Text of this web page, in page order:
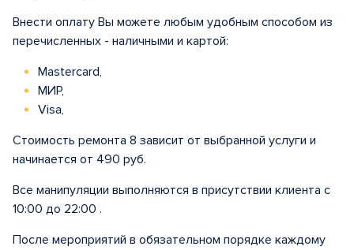
Внести оплату Вы можете любым удобным способом из
перечисленных - наличными и картой:
Mastercard,
МИР,
Visa,
Стоимость ремонта 8 зависит от выбранной услуги и
начинается от 490 руб.
Все манипуляции выполняются в присутствии клиента с
10:00 до 22:00 .
После мероприятий в обязательном порядке каждому